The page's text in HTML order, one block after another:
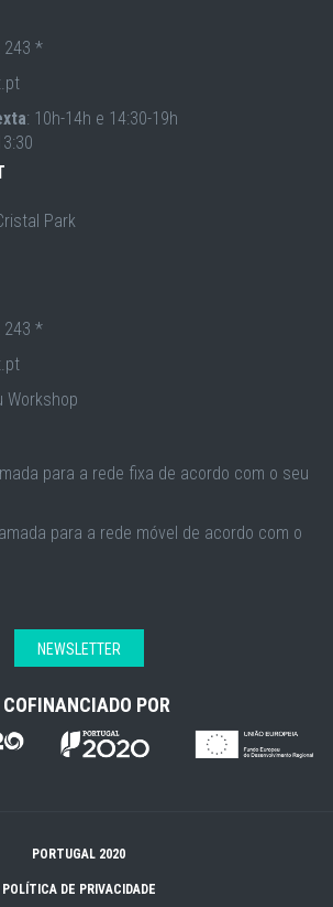
243 *
: 10h-14h e 14:30-19h
Park
243 *
Workshop
para a rede fixa de acordo com o seu
para a rede móvel de acordo com o
NEWSLETTER
COFINANCIADO POR
PORTUGAL 2020
POLÍTICA DE PRIVACIDADE